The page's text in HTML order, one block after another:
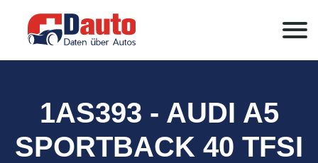
1AS393 - AUDI A5
SPORTBACK 40 TFSI